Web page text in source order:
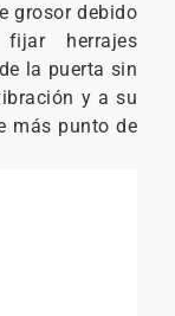
grosor debido
herrajes
la puerta sin
y a su
más punto de